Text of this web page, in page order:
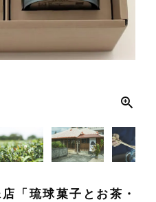
「琉球菓子とお茶・